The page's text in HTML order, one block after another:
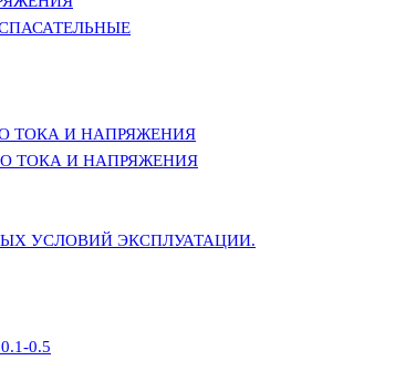
ТОКА И НАПРЯЖЕНИЯ
ТОКА И НАПРЯЖЕНИЯ
УСЛОВИЙ ЭКСПЛУАТАЦИИ.
0.5